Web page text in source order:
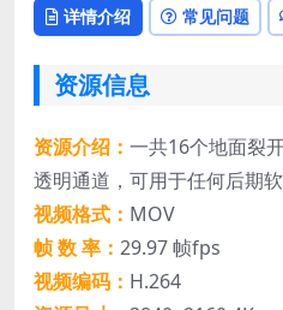
详情介绍 常见问题
资源信息
资源介绍： 一共16个地面裂
透明通道，可用于任何后期
视频格式： MOV
帧 数 率： 29.97 帧fps
视频编码： H.264